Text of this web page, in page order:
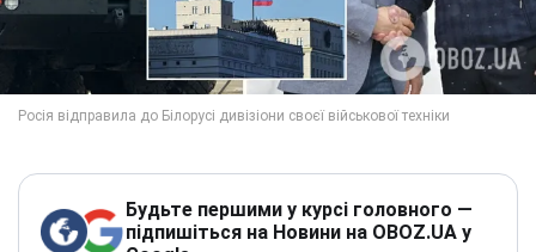
Будьте першими у курсі головного —
підпишіться на Новини на OBOZ.UA у